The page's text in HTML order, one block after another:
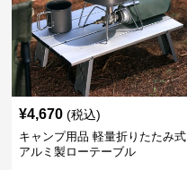
¥4,670 (税込)
キャンプ用品 軽量折りたたみ式
アルミ製ローテーブル